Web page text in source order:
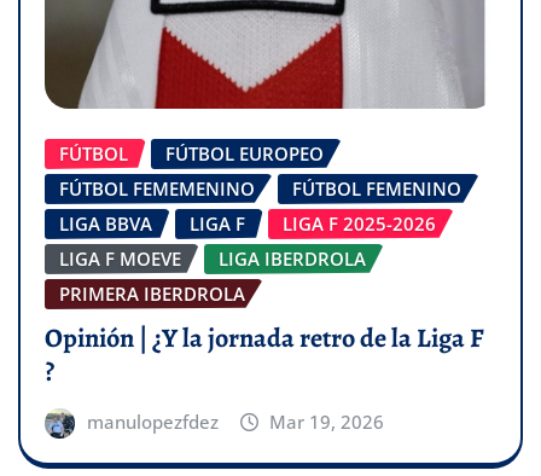
FÚTBOL
FÚTBOL EUROPEO
FÚTBOL FEMEMENINO
FÚTBOL FEMENINO
LIGA BBVA
LIGA F
LIGA F 2025-2026
LIGA F MOEVE
LIGA IBERDROLA
PRIMERA IBERDROLA
Opinión | ¿Y la jornada retro de la Liga F
?
manulopezfdez Mar 19, 2026